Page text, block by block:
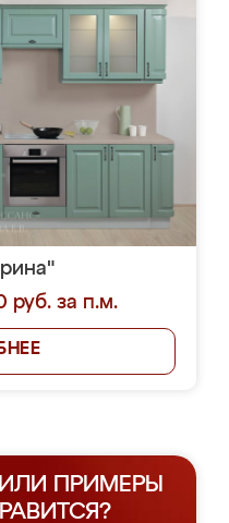
руб. за п.м.
ПРИМЕРЫ